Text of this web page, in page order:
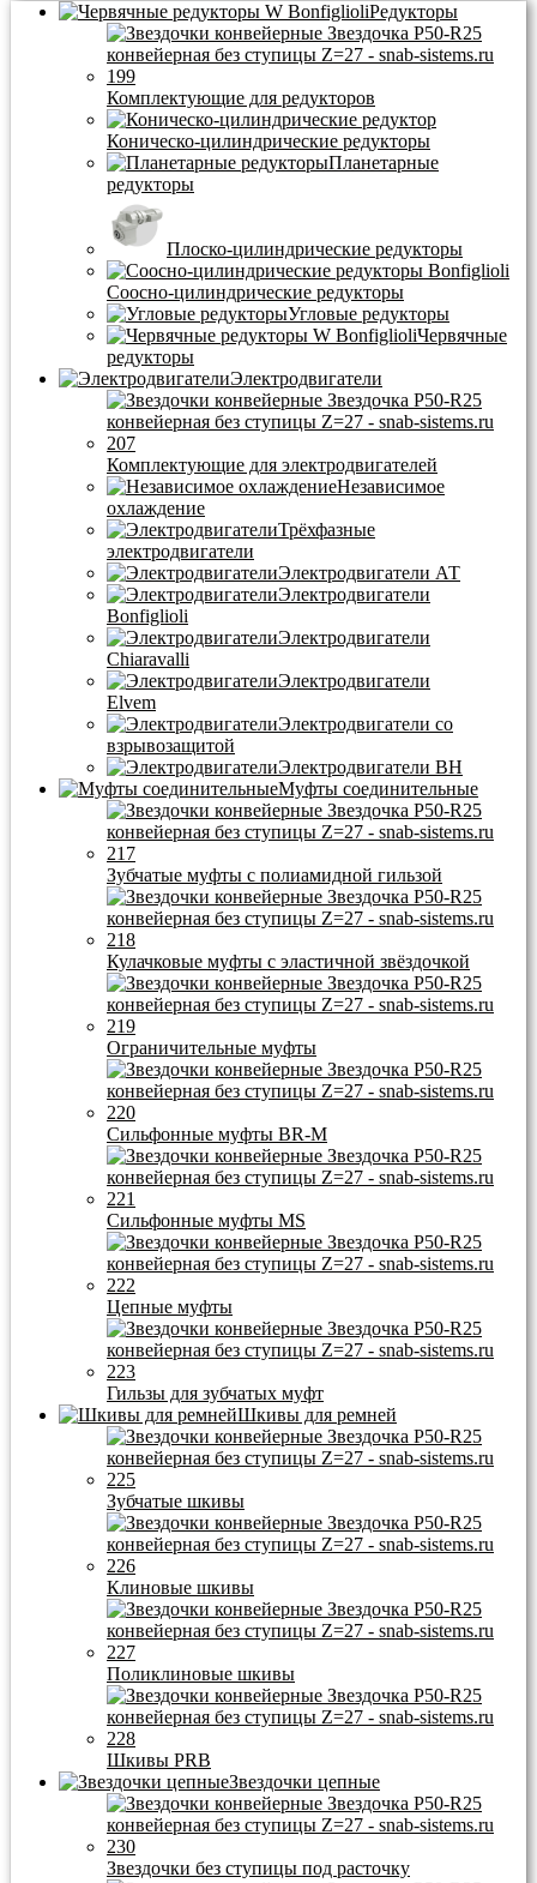
Редукторы
Комплектующие для редукторов
Коническо-цилиндрические редукторы
Планетарные
редукторы
Плоско-цилиндрические редукторы
Соосно-цилиндрические редукторы
Угловые редукторы
Червячные
редукторы
Электродвигатели
Комплектующие для электродвигателей
Независимое
охлаждение
Трёхфазные
электродвигатели
Электродвигатели АТ
Электродвигатели
Bonfiglioli
Электродвигатели
Chiaravalli
Электродвигатели
Elvem
Электродвигатели со
взрывозащитой
Электродвигатели BH
Муфты соединительные
Зубчатые муфты с полиамидной гильзой
Кулачковые муфты с эластичной звёздочкой
Ограничительные муфты
Сильфонные муфты BR-M
Сильфонные муфты MS
Цепные муфты
Гильзы для зубчатых муфт
Шкивы для ремней
Зубчатые шкивы
Клиновые шкивы
Поликлиновые шкивы
Шкивы PRB
Звездочки цепные
Звездочки без ступицы под расточку